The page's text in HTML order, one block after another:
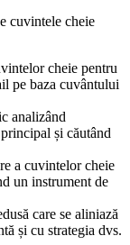
cuvintele cheie
cheie pentru
pe baza cuvântului
analizând
și căutând
a cuvintelor cheie
un instrument de
care se aliniază
și cu strategia dvs.